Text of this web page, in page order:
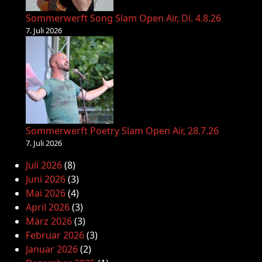
Sommerwerft Song Slam Open Air, Di. 4.8.26
7. Juli 2026
Sommerwerft Poetry Slam Open Air, 28.7.26
7. Juli 2026
Juli 2026(8)
Juni 2026(3)
Mai 2026(4)
April 2026(3)
März 2026(3)
Februar 2026(3)
Januar 2026(2)